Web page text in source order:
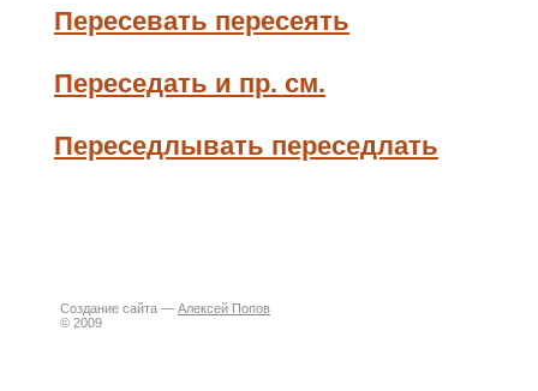
Пересевать пересеять
Переседать и пр. см.
Переседлывать переседлать
Создание сайта — Алексей Попов
© 2009